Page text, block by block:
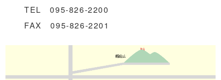
TEL 095-826-2200
FAX 095-826-2201